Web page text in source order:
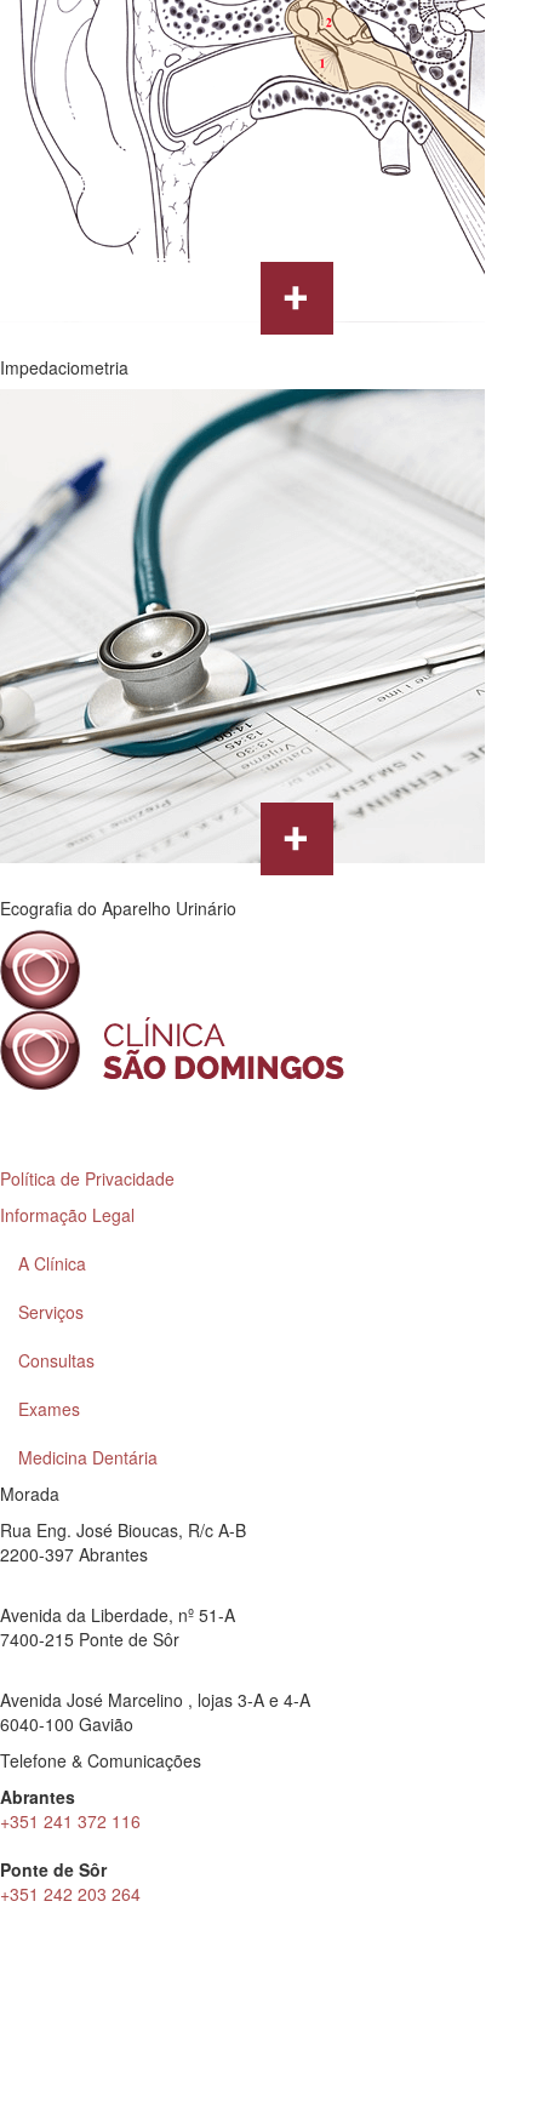
Impedaciometria
Ecografia do Aparelho Urinário
Política de Privacidade
Informação Legal
A Clínica
Serviços
Consultas
Exames
Medicina Dentária
Morada
Rua Eng. José Bioucas, R/c A-B
2200-397 Abrantes
Avenida da Liberdade, nº 51-A
7400-215 Ponte de Sôr
Avenida José Marcelino , lojas 3-A e 4-A
6040-100 Gavião
Telefone & Comunicações
Abrantes
+351 241 372 116
Ponte de Sôr
+351 242 203 264